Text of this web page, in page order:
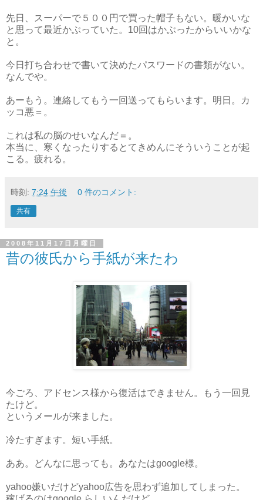
先日、スーパーで５００円で買った帽子もない。暖かいな
と思って最近かぶっていた。10回はかぶったからいいかな
と。
今日打ち合わせで書いて決めたパスワードの書類がない。
なんでや。
あーもう。連絡してもう一回送ってもらいます。明日。カ
ッコ悪＝。
これは私の脳のせいなんだ＝。
本当に、寒くなったりするとてきめんにそういうことが起
こる。疲れる。
時刻: 7:24 午後 0 件のコメント:
共有
2008年11月17日月曜日
昔の彼氏から手紙が来たわ
今ごろ、アドセンス様から復活はできません。もう一回見
たけど。
というメールが来ました。
冷たすぎます。短い手紙。
ああ。どんなに思っても。あなたはgoogle様。
yahoo嫌いだけどyahoo広告を思わず追加してしまった。